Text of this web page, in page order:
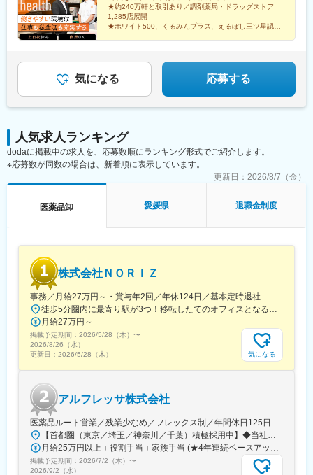
変更の範囲：会社の定める業務
田辺営業所：和歌山県田辺市三栖字三反田130-5京都北営業所：京
都府京都市北区上賀茂向縄手町16滑川営業所：富山県滑川市柳原
字宮ノ東41-29※詳細は「会社概要」欄HPから
駅、西上田駅、酒折駅、禾生駅、富士駅、古庄駅、半田駅、荒子
川公園駅、妙興寺駅、六軒駅(三重県)、霞ケ浦駅、光善寺駅、平野
駅(地下鉄)、久米田駅、ケーブル八幡宮山上駅、田村駅、唐崎駅、
出雲市駅、高野駅、西富井駅、周防下郷駅、櫛ケ浜駅、府中駅(徳
島県)、北久米駅、北宇和島駅、伏石駅、下曽根駅、高城駅、杵築
★約240万軒と取引あり／調剤薬局・ドラッグストア
1,285店展開
★ホワイト500、くるみんプラス、えるぼし三ツ星認定
気になる 応募する
人気求人ランキング
dodaに掲載中の求人を、応募数順にランキング形式でご紹介します。
※応募数が同数の場合は、新着順に表示しています。
更新日： 2026/8/7（金）
医薬品卸 愛媛県 退職金制度
株式会社ＮＯＲＩＺ
事務／月給27万円～・賞与年2回／年休124日／基本定時退社
徒歩5分圏内に最寄り駅が3つ！移転したてのオフィスとなるため、新しくキレイなオフィスで働けます！★転勤なし東京都中央区銀座6-13-16 ヒューリック銀座ウォールビル3階新富町から徒歩3分※受動喫煙対策：屋内禁煙
月給27万円～
掲載予定期間： 2026/5/28（木） 〜
2026/8/26（水）
更新日： 2026/5/28（木） 気になる
アルフレッサ株式会社
医薬品ルート営業／残業少なめ／フレックス制／年間休日125日
【首都圏（東京／埼玉／神奈川／千葉）積極採用中】◆当社が展開する【北海道／関東／首都圏／中部／近畿／九州】の各事業所へご希望を考慮した上で配属となります。【北海道】北海道【関東】栃木／群馬／茨城／長野／山梨／新潟【首都圏】東京／埼玉／神奈川／千葉★積極採用エリア【中部】静岡／愛知／三重／岐阜【近畿】滋賀／兵庫／大阪／京都／奈良／和歌山【九州】福岡／長崎／熊本／大分／宮崎／鹿児島各事業所の詳細については、弊社HPよりご確認ください※「企業情報」→「拠点」よりご確認いただけます。屋内禁煙(※喫煙室あり※禁煙タイムあり※喫煙室での就労はありません)
月給25万円以上＋役割手当＋家族手当 (★4年連続ベースアップ実施！)※時間外手当別途支給※年齢、経験、能力を考慮の上、優遇します
掲載予定期間： 2026/7/2（木） 〜
2026/9/2（水）